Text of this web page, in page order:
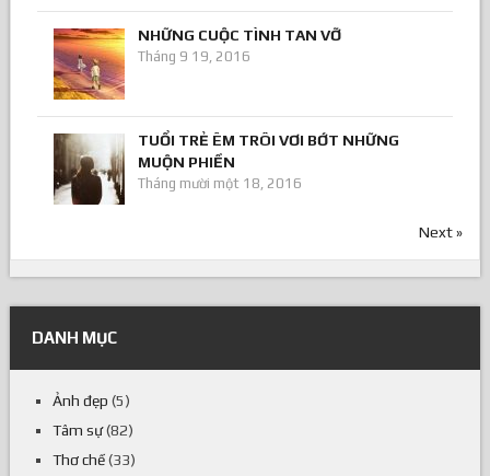
NHỮNG CUỘC TÌNH TAN VỠ
Tháng 9 19, 2016
TUỔI TRẺ ÊM TRÔI VƠI BỚT NHỮNG
MUỘN PHIỀN
Tháng mười một 18, 2016
Next »
DANH MỤC
Ảnh đẹp (5)
Tâm sự(82)
Thơ chế(33)